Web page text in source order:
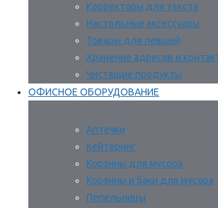
Корректоры для текста
Настольные аксессуары
Товары для левшей
Хранение адресов и
Чистящие продукты
ОФИСНОЕ ОБОРУДОВАНИЕ
Аптечки
Кейтеринг
Корзины для мусора
Корзины и баки для мусора
Пепельницы